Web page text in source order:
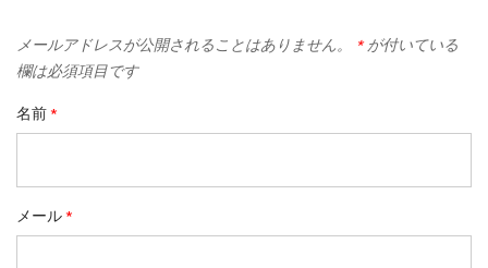
メールアドレスが公開されることはありません。 *が付いている
欄は必須項目です
名前 *
メール *